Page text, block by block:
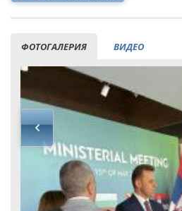
ФОТОГАЛЕРИЯ ВИДЕО